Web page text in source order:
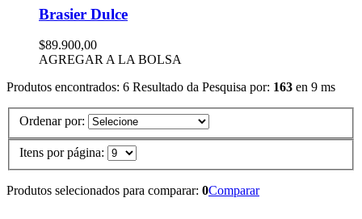
Brasier Dulce
$89.900,00
AGREGAR A LA BOLSA
Produtos encontrados: 6 Resultado da Pesquisa por: 163 en 9 ms
Ordenar por:
Itens por página:
Produtos selecionados para comparar: 0Comparar